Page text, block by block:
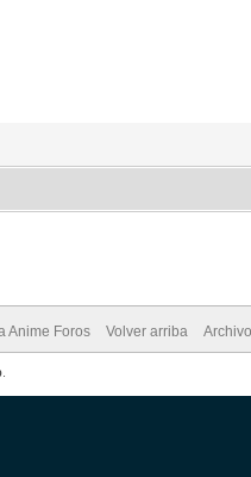
Anime Foros Volver arriba